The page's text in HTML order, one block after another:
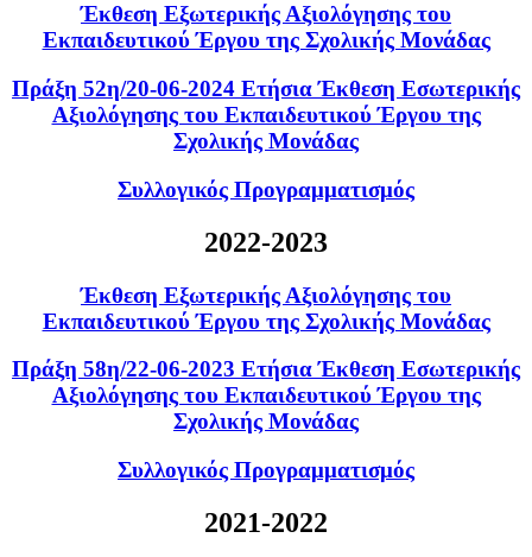
Έκθεση Εξωτερικής Αξιολόγησης του
Εκπαιδευτικού Έργου της Σχολικής Μονάδας
Πράξη 52η/20-06-2024 Ετήσια Έκθεση Εσωτερικής
Αξιολόγησης του Εκπαιδευτικού Έργου της
Σχολικής Μονάδας
Συλλογικός Προγραμματισμός
2022-2023
Έκθεση Εξωτερικής Αξιολόγησης του
Εκπαιδευτικού Έργου της Σχολικής Μονάδας
Πράξη 58η/22-06-2023 Ετήσια Έκθεση Εσωτερικής
Αξιολόγησης του Εκπαιδευτικού Έργου της
Σχολικής Μονάδας
Συλλογικός Προγραμματισμός
2021-2022